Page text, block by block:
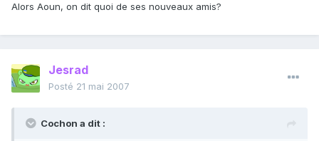
Alors Aoun, on dit quoi de ses nouveaux amis?
Jesrad
Posté 21 mai 2007
Cochon a dit :